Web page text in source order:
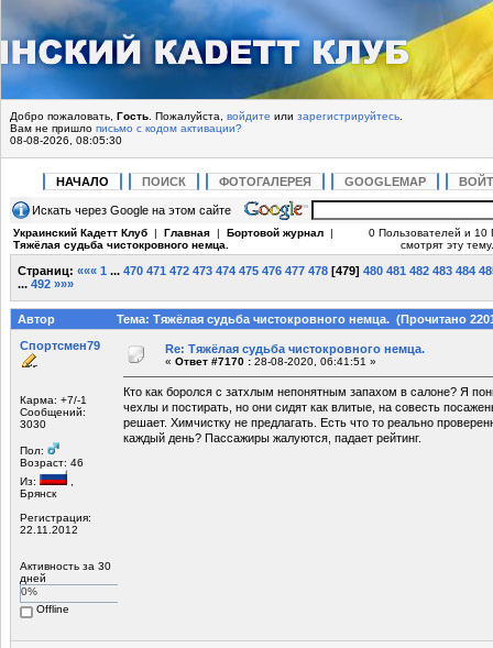
Добро пожаловать, Гость . Пожалуйста, войдите или зарегистрируйтесь
Вам не пришло письмо с кодом активации?
08-08-2026, 08:05:30
НАЧАЛО ПОИСК ФОТОГАЛЕРЕЯ GOOGLEMAP
Искать через Google на этом сайте
Украинский Кадетт Клуб | Главная | Бортовой журнал |
Тяжёлая судьба чистокровного немца.
0 Пользователей и 10
смотрят эту тему.
Страниц: ««« 1 ... 470 471 472 473 474 475 476 477 478 [479] 480 481 482 483 484
... 492 »»»
Автор
Тема: Тяжёлая судьба чистокровного немца. (Прочитано
Спортсмен79
Карма: +7/-1
Сообщений:
3030
Пол:
Возраст: 46
Из:
Брянск
Регистрация:
22.11.2012
Активность за 30
дней
0%
Offline
Re: Тяжёлая судьба чистокровного немца.
« Ответ #7170 : 28-08-2020, 06:41:51 »
Кто как боролся с затхлым непонятным запахом в салоне? Я
чехлы и постирать, но они сидят как влитые, на совесть
решает. Химчистку не предлагать. Есть что то реально
каждый день? Пассажиры жалуются, падает рейтинг.